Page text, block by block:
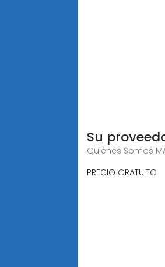
Su
Quiénes Somos
PRECIO GRATUITO